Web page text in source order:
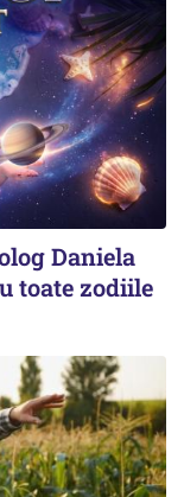
Daniela
toate zodiile